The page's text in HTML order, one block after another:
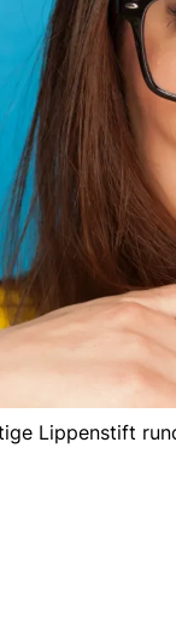
Lippenstift